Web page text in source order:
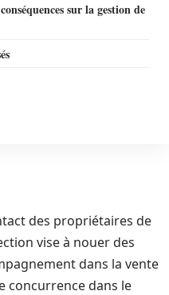
sur la gestion de
des propriétaires de
vise à nouer des
dans la vente
concurrence dans le